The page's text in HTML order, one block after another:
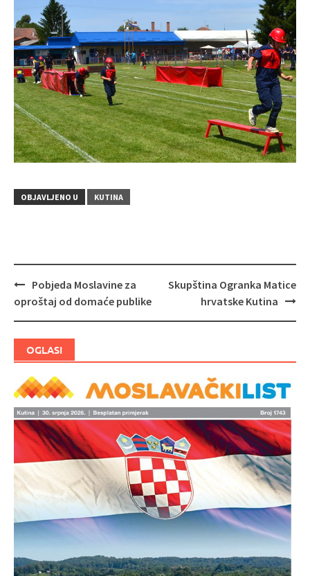
OBJAVLJENO U KUTINA
Navigacija
objava
Pobjeda Moslavine za
oproštaj od domaće publike
Skupština Ogranka Matice
hrvatske Kutina
OGLASI